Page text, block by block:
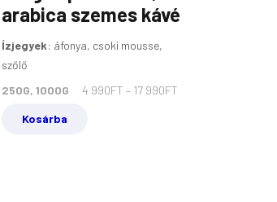
arabica szemes kávé
Ízjegyek: áfonya, csoki mousse,
szőlő
250G, 1000G
4 990FT – 17 990FT
Kosárba